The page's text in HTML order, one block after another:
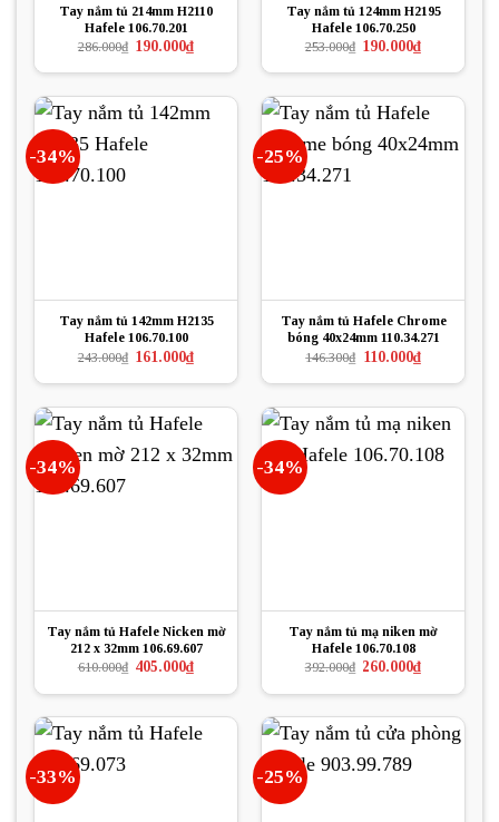
Tay nắm tủ 214mm H2110
Hafele 106.70.201
286.000₫ Giá
là:
190.000₫Giá
hiện
tại
190.000₫.
Tay nắm tủ 124mm H2195
Hafele 106.70.250
253.000₫ Giá
là:
190.000₫Giá
hiện
tại
190.000₫.
-34%
Tay nắm tủ 142mm H2135
Hafele 106.70.100
243.000₫ Giá
là:
161.000₫Giá
hiện
tại
161.000₫.
-25%
Tay nắm tủ Hafele Chrome
bóng 40x24mm 110.34.271
146.300₫ Giá
là:
110.000₫Giá
hiện
tại
110.000₫.
-34%
Tay nắm tủ Hafele Nicken mờ
212 x 32mm 106.69.607
610.000₫ Giá
là:
405.000₫Giá
hiện
tại
405.000₫.
-34%
Tay nắm tủ mạ niken mờ
Hafele 106.70.108
392.000₫ Giá
là:
260.000₫Giá
hiện
tại
260.000₫.
-33% -25%